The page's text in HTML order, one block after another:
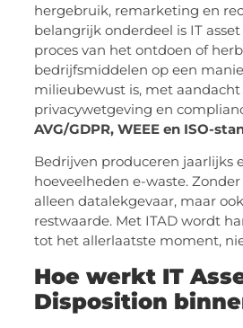
hergebruik, remarketing en
belangrijk onderdeel is IT
proces van het ontdoen of
bedrijfsmiddelen op een
milieubewust is, met aandacht
privacywetgeving en
AVG/GDPR, WEEE en ISO-
Bedrijven produceren jaarlijks
hoeveelheden e-waste.
alleen datalekgevaar, maar
restwaarde. Met ITAD wordt
tot het allerlaatste moment,
Hoe werkt IT
Disposition